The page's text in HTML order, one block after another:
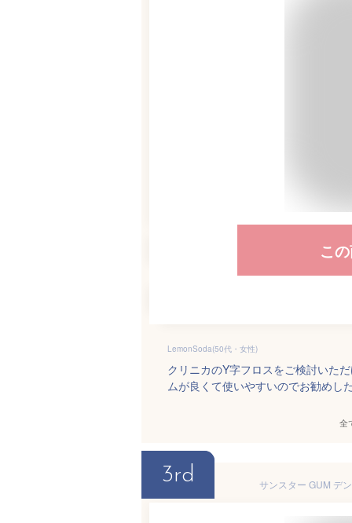
こ
LemonSoda(50代・女性)
クリニカのY字フロスをご検討いた
ムが良くて使いやすいのでお勧めし
全
3rd サンスター GUM デ